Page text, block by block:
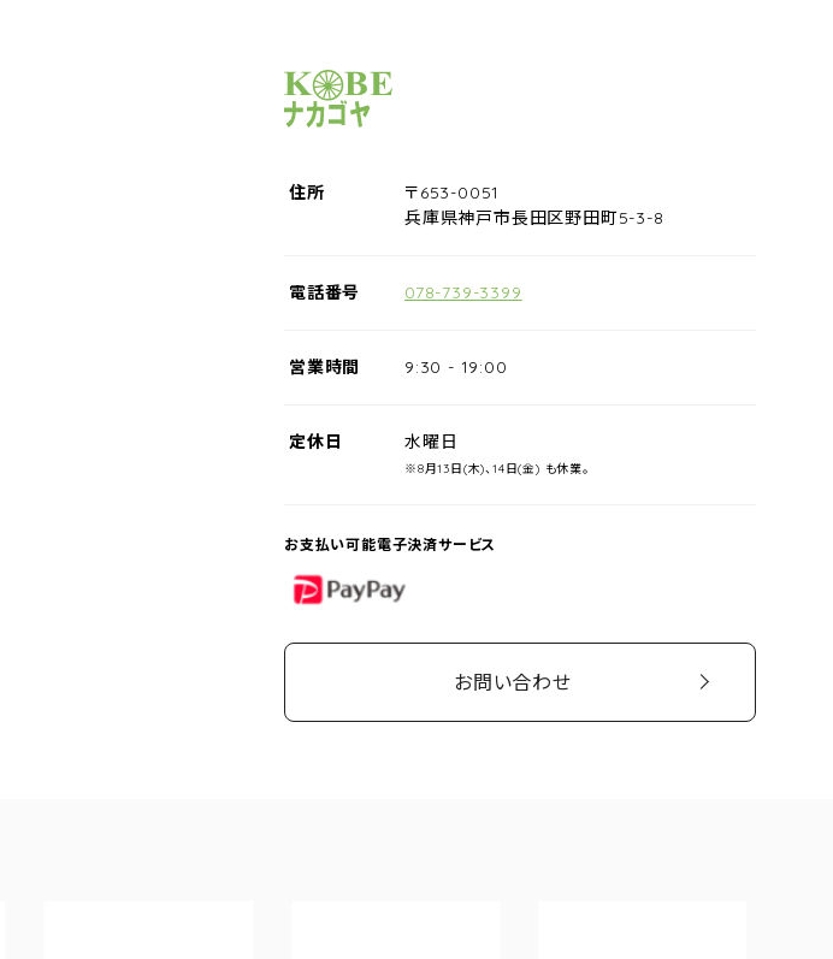
サイクルショップナカゴヤ
住所
〒653-0051
兵庫県神戸市長田区野田町5-3-8
電話番号 078-739-3399
営業時間 9:30 - 19:00
定休日 水曜日
※8月13日(木)、14日(金) も休業。
お支払い可能電子決済サービス
PayPay
お問い合わせ